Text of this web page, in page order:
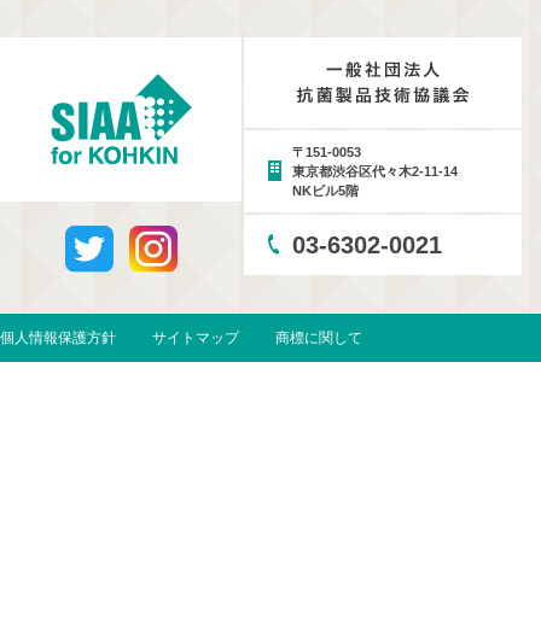
〒151-0053
東京都渋谷区代々木2-11-14
NKビル5階
03-6302-0021
個人情報保護方針 サイトマップ 商標に関して